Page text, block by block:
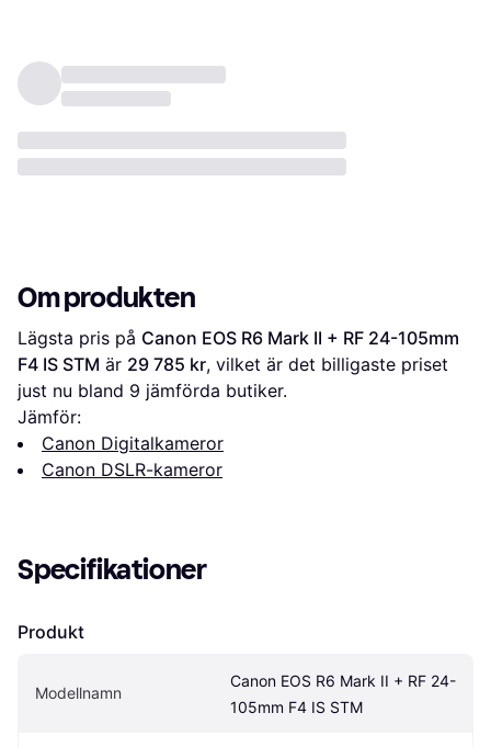
Om produkten
Lägsta pris på Canon EOS R6 Mark II + RF 24-105mm
F4 IS STM är 29 785 kr, vilket är det billigaste priset
just nu bland 9 jämförda butiker.
Jämför:
Canon Digitalkameror
Canon DSLR-kameror
Specifikationer
Produkt
Modellnamn
Canon EOS R6 Mark II + RF 24-
105mm F4 IS STM